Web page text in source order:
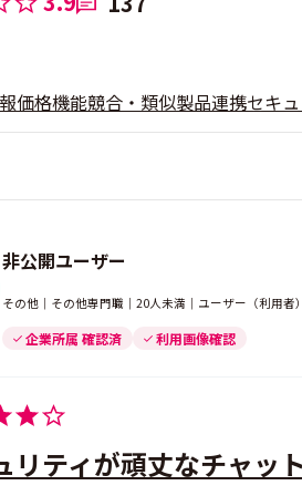
価格機能競合・類似製品連携セキ
非公開ユーザー
その他｜その他専門職｜20人未満｜ユーザー（利用者）
企業所属 確認済 利用画像確認
リティが頑丈なチャッ